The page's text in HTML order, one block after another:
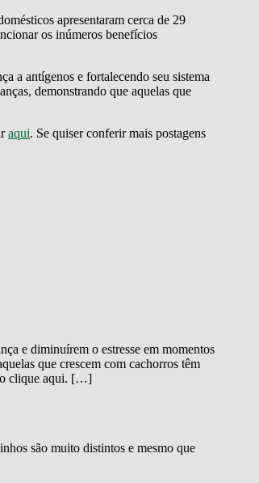
apresentaram cerca de 29
os inúmeros benefícios
a antígenos e fortalecendo seu sistema
demonstrando que aquelas que
aqui. Se quiser conferir mais postagens
e diminuírem o estresse em momentos
que crescem com cachorros têm
clique aqui. […]
são muito distintos e mesmo que